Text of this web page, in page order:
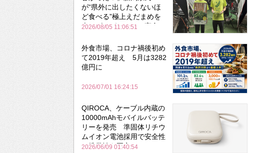
が“県外に出したくないほ
ど食べる”極上えだまめを
森のビアガーデンで実食
2026/08/05 11:06:51
外食市場、コロナ禍後初め
て2019年超え 5月は3282
億円に
2026/07/01 16:24:15
QIROCA、ケーブル内蔵の
10000mAhモバイルバッテ
リーを発売 準固体リチウ
ムイオン電池採用で安全性
と携帯性を両立
2026/06/09 01:40:54